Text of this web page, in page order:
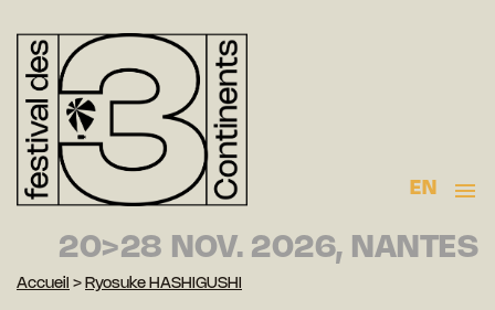
EN
20>28 NOV. 2026, NANTES
Accueil > Ryosuke HASHIGUSHI